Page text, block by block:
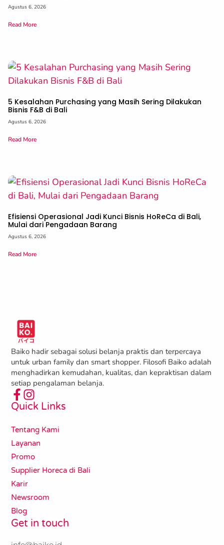
Agustus 6, 2026
Read More
5 Kesalahan Purchasing yang Masih Sering Dilakukan
Bisnis F&B di Bali
Agustus 6, 2026
Read More
Efisiensi Operasional Jadi Kunci Bisnis HoReCa di Bali,
Mulai dari Pengadaan Barang
Agustus 6, 2026
Read More
Baiko hadir sebagai solusi belanja praktis dan terpercaya
untuk urban family dan smart shopper. Filosofi Baiko adalah
menghadirkan kemudahan, kualitas, dan kepraktisan dalam
setiap pengalaman belanja.
Quick Links
Tentang Kami
Layanan
Promo
Supplier Horeca di Bali
Karir
Newsroom
Blog
Get in touch